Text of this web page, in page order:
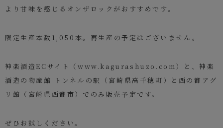
より甘味を感じるオンザロックがおすすめです。
限定生産本数1,050本。再生産の予定はございません。
神楽酒造ECサイト（www.kagurashuzo.com）と、神楽
酒造の物産館 トンネルの駅（宮崎県高千穂町）と西の都アグ
リ館（宮崎県西都市）でのみ販売予定です。
ぜひお試しください。